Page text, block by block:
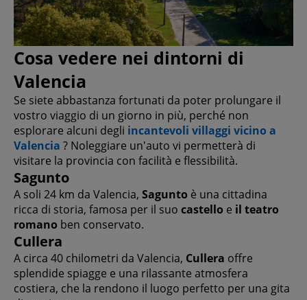
Cosa vedere nei dintorni di
Valencia
Se siete abbastanza fortunati da poter prolungare il
vostro viaggio di un giorno in più, perché non
esplorare alcuni degli incantevoli villaggi vicino a
Valencia ? Noleggiare un'auto vi permetterà di
visitare la provincia con facilità e flessibilità.
Sagunto
A soli 24 km da Valencia, Sagunto è una cittadina
ricca di storia, famosa per il suo castello e il teatro
romano ben conservato.
Cullera
A circa 40 chilometri da Valencia, Cullera offre
splendide spiagge e una rilassante atmosfera
costiera, che la rendono il luogo perfetto per una gita